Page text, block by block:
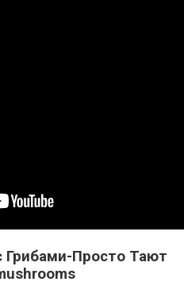
Грибами-Просто Тают